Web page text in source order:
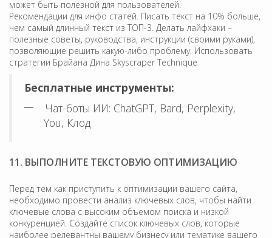
может быть полезной для пользователей.
Рекомендации для инфо статей. Писать текст на 10% больше,
чем самый длинный текст из ТОП-3. Делать лайфхаки –
полезные советы, руководства, инструкции (своими руками),
позволяющие решить какую-либо проблему. Использовать
стратегии Брайана Дина Skyscraper Technique
Бесплатные инструменты:
Чат-боты ИИ: ChatGPT, Bard, Perplexity,
You, Клод
11. ВЫПОЛНИТЕ ТЕКСТОВУЮ ОПТИМИЗАЦИЮ
Перед тем как приступить к оптимизации вашего сайта,
необходимо провести анализ ключевых слов, чтобы найти
ключевые слова с высоким объемом поиска и низкой
конкуренцией. Создайте список ключевых слов, которые
наиболее релевантны вашему бизнесу или тематике вашего